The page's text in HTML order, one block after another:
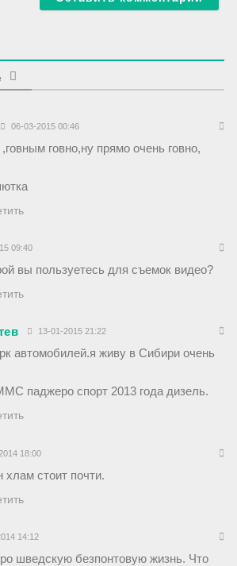
06-03-2015 00:46
говно,ну прямо очень говно,
09:40
вы пользуетесь для съемок видео?
13-01-2015 21:22
автомобилей.я живу в Сибири очень
паджеро спорт 2013 года дизель.
18:00
хлам стоит почти.
14:12
шведскую безпонтовую жизнь. Что